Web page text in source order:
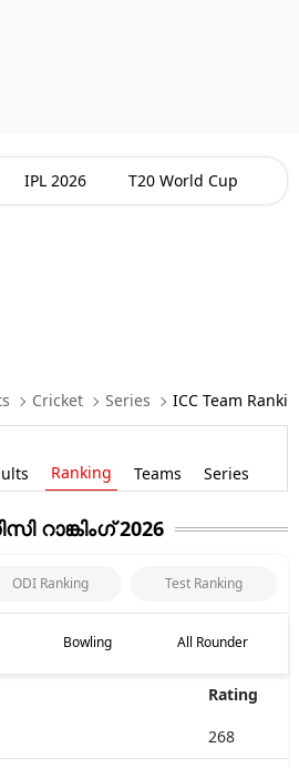
IPL 2026 T20 World Cup
Cricket Series ICC Team
Ranking Teams Series
റാങ്കിംഗ് 2026
ODI Ranking Test Ranking
Bowling All Rounder
Rating
268